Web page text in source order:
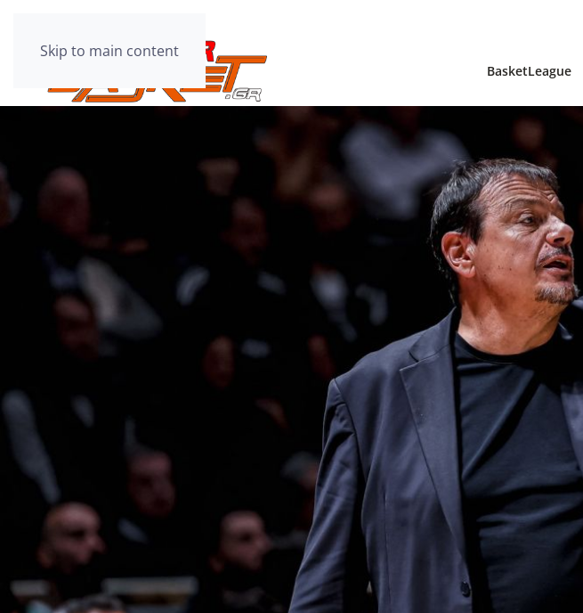
Skip to main content
BasketLeague